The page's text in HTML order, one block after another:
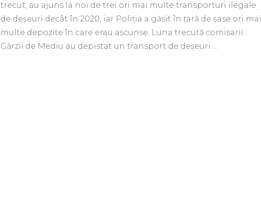
trecut, au ajuns la noi de trei ori mai multe transporturi ilegale
de deșeuri decât în 2020, iar Poliția a găsit în țară de șase ori mai
multe depozite în care erau ascunse. Luna trecută comisarii
Gărzii de Mediu au depistat un transport de deșeuri …